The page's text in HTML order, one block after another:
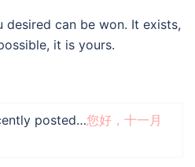
desired can be won. It exists,
it is yours.
posted…您好，十一月